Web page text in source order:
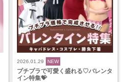
2026.01.29 NEW
プチプラで可愛く盛れる♡バレンタ
イン特集💝